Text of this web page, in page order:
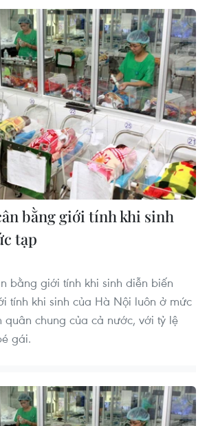
bằng giới tính khi sinh
tạp
bằng giới tính khi sinh diễn biến
tính khi sinh của Hà Nội luôn ở mức
quân chung của cả nước, với tỷ lệ
gái.